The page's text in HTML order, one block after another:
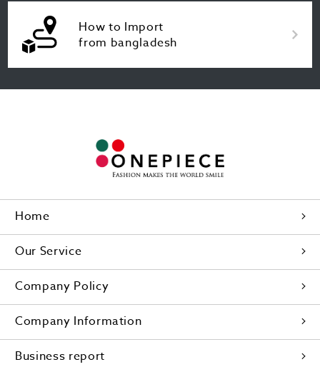
How to Import
from bangladesh
Home
Our Service
Company Policy
Company Information
Business report